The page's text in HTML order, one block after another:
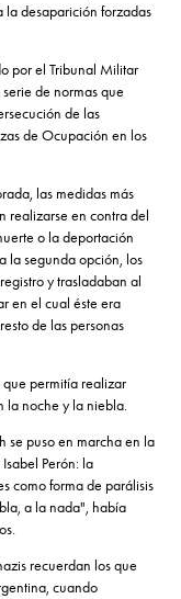
la desaparición forzadas
por el Tribunal Militar
de normas que
de las
de Ocupación en los
las medidas más
realizarse en contra del
o la deportación
la segunda opción, los
y trasladaban al
en el cual éste era
de las personas
permitía realizar
la noche y la niebla.
se puso en marcha en la
Perón: la
como forma de parálisis
a la nada", había
recuerdan los que
cuando